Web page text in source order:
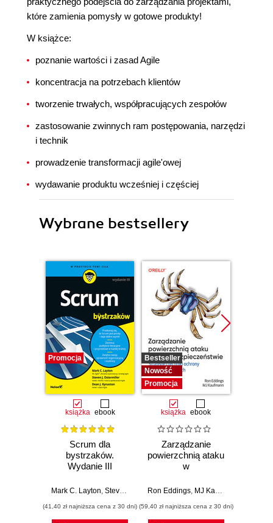
które zamienia pomysły w gotowe produkty!
W książce:
poznanie wartości i zasad Agile
koncentracja na potrzebach klientów
tworzenie trwałych, współpracujących zespołów
zastosowanie zwinnych ram postępowania, narzędzi
i technik
prowadzenie transformacji agile'owej
wydawanie produktu wcześniej i częściej
Wybrane bestsellery
Promocja
książka ebook
Scrum dla
bystrzaków.
Wydanie III
Mark C. Layton, Steven J. Ostermiller ,Dean J. Kynaston
(41,40 zł najniższa cena z 30 dni)
Bestseller
Nowość
Promocja
książka ebook
Zarządzanie
powierzchnią ataku
w
Strategie i techniki
cyfrowych
Ron Eddings, MJ Kaufmann
(59,40 zł najniższa cena z 30 dni)